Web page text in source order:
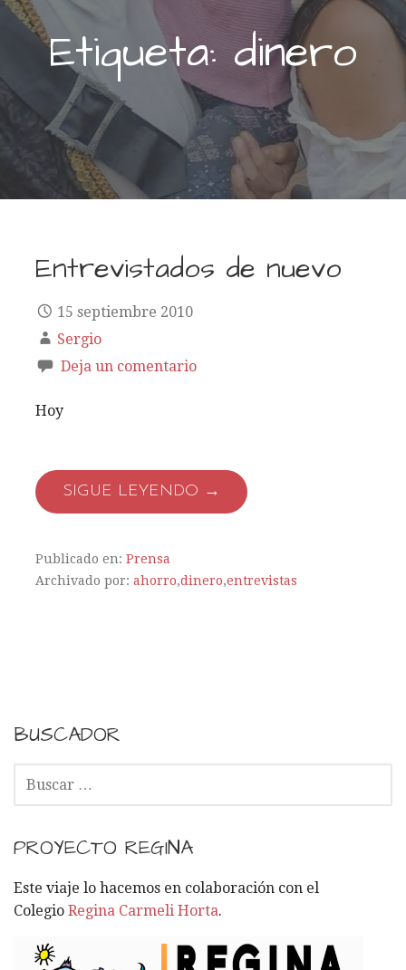
Etiqueta: dinero
Entrevistados de nuevo
15 septiembre 2010
Sergio
Deja un comentario
Hoy
SIGUE LEYENDO →
Publicado en: Prensa
Archivado por: ahorro,dinero,entrevistas
BUSCADOR
C
R
:
PROYECTO REGINA
Este viaje lo hacemos en colaboración con el
Colegio Regina Carmeli Horta.